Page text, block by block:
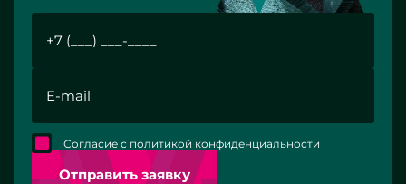
Отправить заявку
Согласие с политикой конфиденциальности